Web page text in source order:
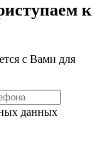
к
с Вами для
данных